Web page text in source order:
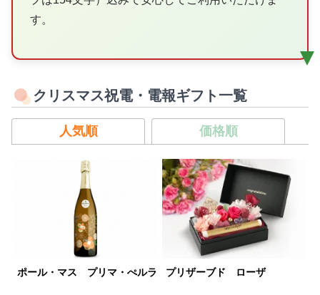
す。
クリスマス祝電・電報ギフト一覧
人気順 価格順
ポール・マス プリマ・ぺルラ プリザーブド ローザ